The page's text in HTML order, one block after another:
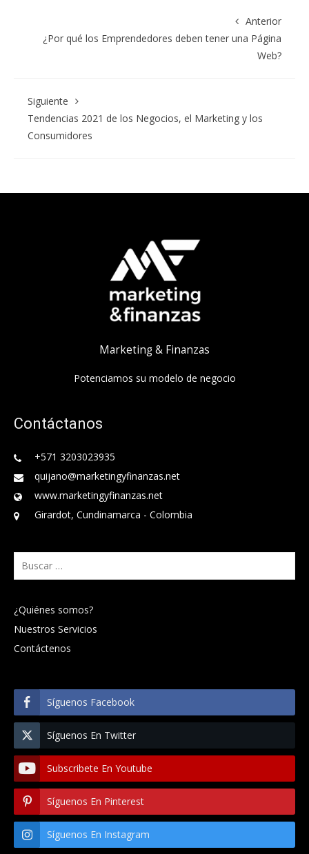
Anterior
¿Por qué los Emprendedores deben tener una Página
Web?
Siguiente
Tendencias 2021 de los Negocios, el Marketing y los
Consumidores
Marketing & Finanzas
Potenciamos su modelo de negocio
Contáctanos
+571 3203023935
quijano@marketingyfinanzas.net
www.marketingyfinanzas.net
Girardot, Cundinamarca - Colombia
Buscar:
¿Quiénes somos?
Nuestros Servicios
Contáctenos
Síguenos Facebook
Síguenos En Twitter
Subscribete En Youtube
Síguenos En Pinterest
Síguenos En Instagram